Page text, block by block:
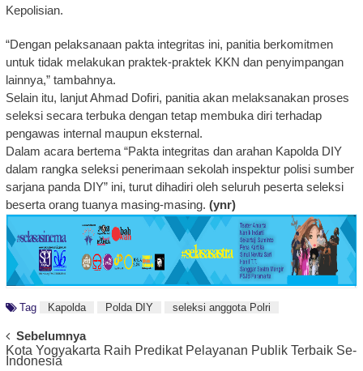
Kepolisian.
“Dengan pelaksanaan pakta integritas ini, panitia berkomitmen
untuk tidak melakukan praktek-praktek KKN dan penyimpangan
lainnya,” tambahnya.
Selain itu, lanjut Ahmad Dofiri, panitia akan melaksanakan proses
seleksi secara terbuka dengan tetap membuka diri terhadap
pengawas internal maupun eksternal.
Dalam acara bertema “Pakta integritas dan arahan Kapolda DIY
dalam rangka seleksi penerimaan sekolah inspektur polisi sumber
sarjana panda DIY” ini, turut dihadiri oleh seluruh peserta seleksi
beserta orang tuanya masing-masing. (ynr)
Tag Kapolda Polda DIY seleksi anggota Polri
Post
Navigation
Sebelumnya
Kota Yogyakarta Raih Predikat Pelayanan Publik Terbaik Se-
Indonesia